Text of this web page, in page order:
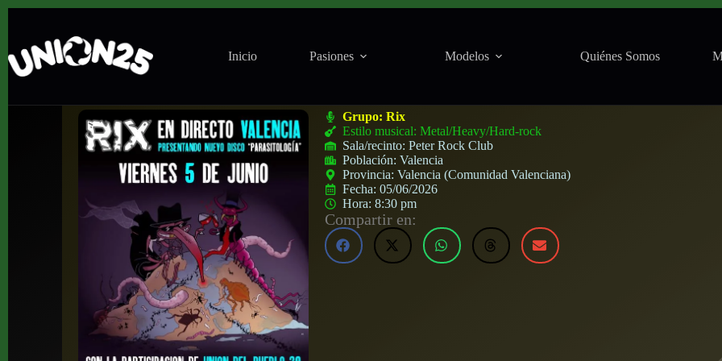
Inicio Pasiones Modelos Quiénes Somos
Grupo:Rix
Estilo musical: Metal/Heavy/Hard-rock
Sala/recinto:Peter Rock Club
Población:Valencia
Provincia:Valencia (Comunidad Valenciana)
Fecha:05/06/2026
Hora:8:30 pm
Compartir en: